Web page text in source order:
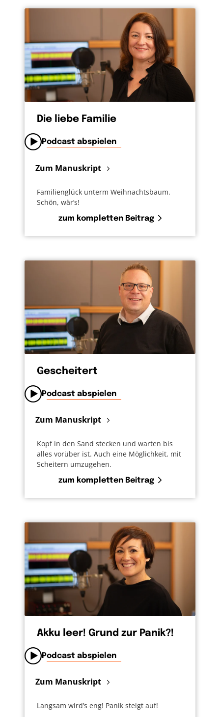
Die liebe Familie
Podcast abspielen
Zum Manuskript
Familienglück unterm Weihnachtsbaum.
Schön, wär’s!
zum kompletten Beitrag
Gescheitert
Podcast abspielen
Zum Manuskript
Kopf in den Sand stecken und warten bis
alles vorüber ist. Auch eine Möglichkeit, mit
Scheitern umzugehen.
zum kompletten Beitrag
Akku leer! Grund zur Panik?!
Podcast abspielen
Zum Manuskript
Langsam wird’s eng! Panik steigt auf!